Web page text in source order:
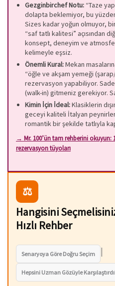
Gezginbirchef Notu: “Taze
dolapta beklemiyor, bu
Sizes kadar yoğun olmuyor,
“saf tatlı kalitesi” açısından
konsept, deneyim ve
kelimeyle eşsiz.
Önemli Kural:Mekan
“öğle ve akşam yemeği
rezervasyon yapabiliyor.
(walk-in) gitmeniz gerekiyor.
Kimin İçin İdeal:Klasiklerin
geceyi kaliteli İtalyan
romantik bir şekilde tatlıyla
→ Mr. 100’ün tam rehberini okuyun:
rezervasyon tüyoları
⚖️
Hangisini
Hızlı Rehber
Senaryoya Göre Doğru Seçim |
Hepsini Uzman Gözüyle